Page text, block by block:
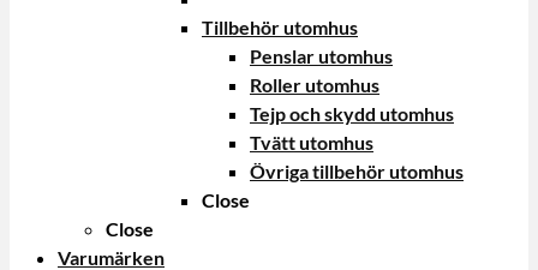
Tillbehör utomhus
Penslar utomhus
Roller utomhus
Tejp och skydd utomhus
Tvätt utomhus
Övriga tillbehör utomhus
Close
Close
Varumärken